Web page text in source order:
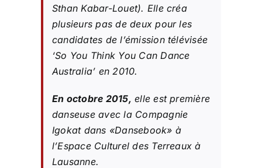
Sthan Kabar-Louet). Elle créa
plusieurs pas de deux pour les
candidates de l’émission télévisée
‘So You Think You Can Dance
Australia’ en 2010.
En octobre 2015, elle est première
danseuse avec la Compagnie
Igokat dans «Dansebook» à
l’Espace Culturel des Terreaux à
Lausanne.